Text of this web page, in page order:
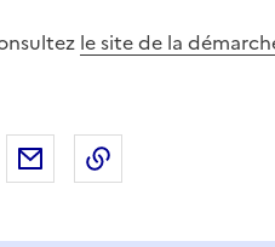
le site de la
X
Partager sur LinkedIn
Partager par email
Copier le lien